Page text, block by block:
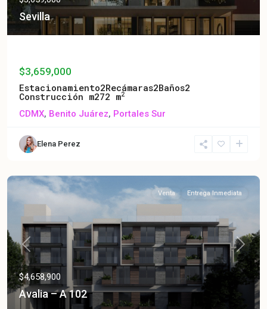
Sevilla
$3,659,000
Estacionamiento2Recámaras2Baños2
Construcción m272 m2
CDMX, Benito Juárez, Portales Sur
Elena Perez
Previous Next
Venta Entrega Inmediata
$4,658,900
Avalia – A 102